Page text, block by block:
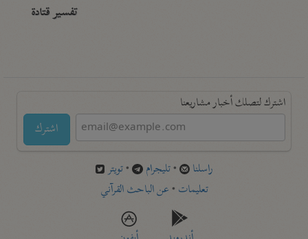
تفسير قتادة
اشترك لتصلك أخبار مشاريعنا
اشترك
راسلنا •تليجرام •تويتر
تعليمات •عن الباحث القرآني